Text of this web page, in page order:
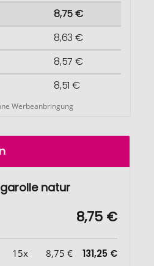
8,75 €
8,63 €
8,57 €
8,51 €
Werbeanbringung
natur
8,75 €
15x 8,75 € 131,25 €